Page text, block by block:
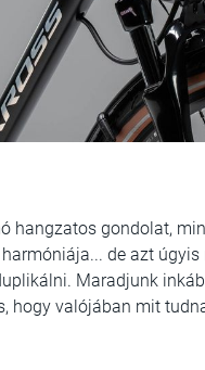
hangzatos gondolat,
de azt
Maradjunk
hogy valójában mit